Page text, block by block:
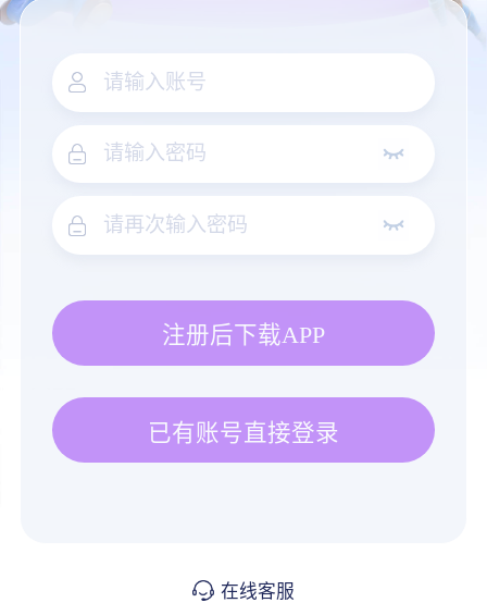
注册后下载APP
已有账号直接登录
在线客服